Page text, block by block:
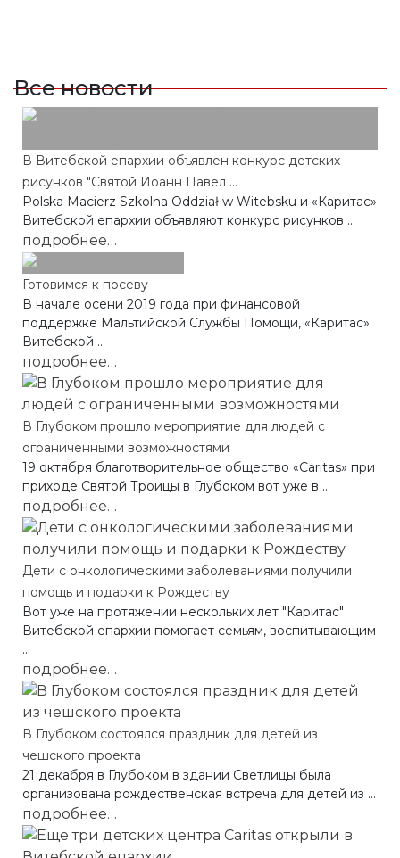
Все новости
В Витебской епархии объявлен конкурс детских
рисунков "Святой Иоанн Павел ...
Polska Macierz Szkolna Oddział w Witebsku и «Каритас»
Витебской епархии объявляют конкурс рисунков ...
подробнее…
Готовимся к посеву
В начале осени 2019 года при финансовой
поддержке Мальтийской Службы Помощи, «Каритас»
Витебской ...
подробнее…
В Глубоком прошло мероприятие для людей с
ограниченными возможностями
19 октября благотворительное общество «Caritas» при
приходе Святой Троицы в Глубоком вот уже в ...
подробнее…
Дети с онкологическими заболеваниями получили
помощь и подарки к Рождеству
Вот уже на протяжении нескольких лет "Каритас"
Витебской епархии помогает семьям, воспитывающим
...
подробнее…
В Глубоком состоялся праздник для детей из
чешского проекта
21 декабря в Глубоком в здании Светлицы была
организована рождественская встреча для детей из ...
подробнее…